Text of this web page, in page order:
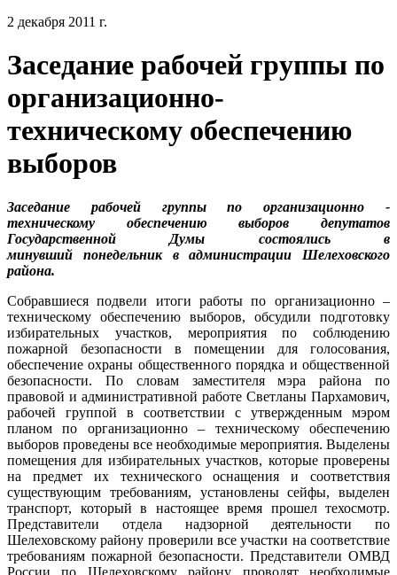
2 декабря 2011 г.
Заседание рабочей группы по
организационно-
техническому обеспечению
выборов
Заседание рабочей группы по организационно -
техническому обеспечению выборов депутатов
Государственной Думы состоялись в
минувший понедельник в администрации Шелеховского
района.
Собравшиеся подвели итоги работы по организационно –
техническому обеспечению выборов, обсудили подготовку
избирательных участков, мероприятия по соблюдению
пожарной безопасности в помещении для голосования,
обеспечение охраны общественного порядка и общественной
безопасности. По словам заместителя мэра района по
правовой и административной работе Светланы Пархамович,
рабочей группой в соответствии с утвержденным мэром
планом по организационно – техническому обеспечению
выборов проведены все необходимые мероприятия. Выделены
помещения для избирательных участков, которые проверены
на предмет их технического оснащения и соответствия
существующим требованиям, установлены сейфы, выделен
транспорт, который в настоящее время прошел техосмотр.
Представители отдела надзорной деятельности по
Шелеховскому району проверили все участки на соответствие
требованиям пожарной безопасности. Представители ОМВД
России по Шелеховскому району проводят необходимые